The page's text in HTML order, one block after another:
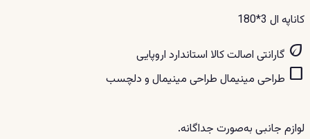
کاناپه ال 3*180
eco گارانتی اصالت کالا استاندارد اروپایی
crop_square طراحی مینیمال طراحی مینیمال و دلچسب
لوازم جانبی به‌صورت جداگانه.